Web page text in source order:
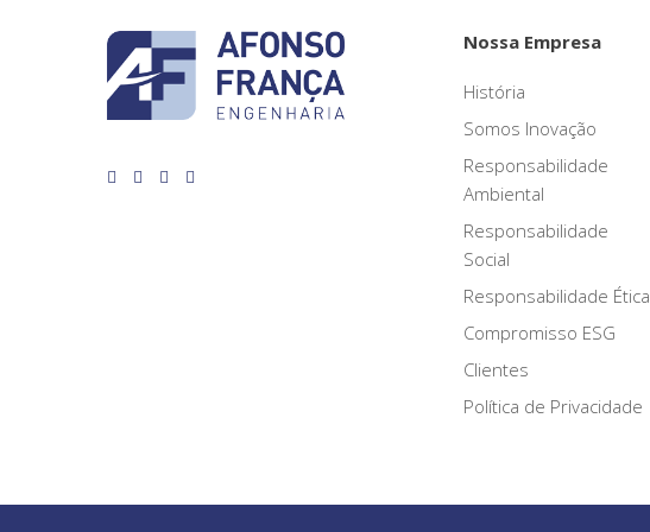
Nossa Empresa
História
Somos Inovação
Responsabilidade
Ambiental
Responsabilidade
Social
Responsabilidade Ética
Compromisso ESG
Clientes
Política de Privacidade